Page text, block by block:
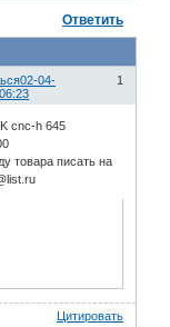
Ответить
1
02-04-
cnc-h 645
товара писать на
Цитировать